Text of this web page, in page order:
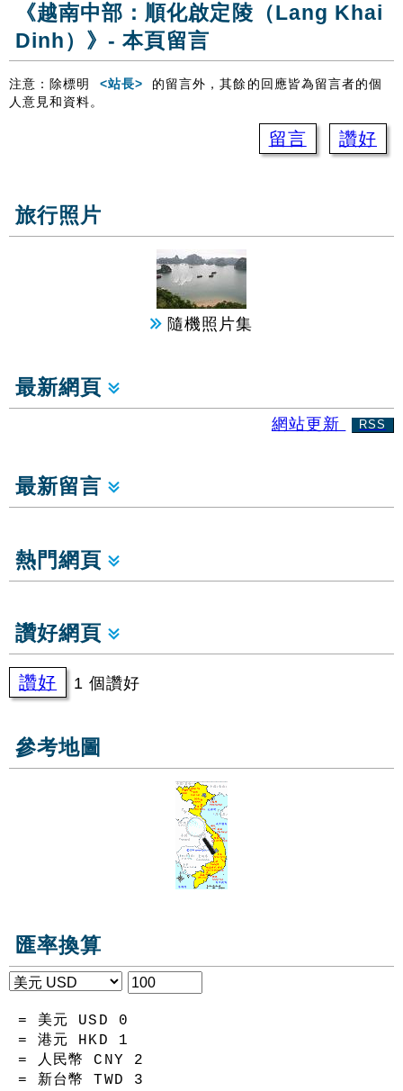
《越南中部：順化啟定陵（Lang Khai
Dinh）》- 本頁留言
注意：除標明 <站長>
的留言外，其餘的回應皆為留言者的個
人意見和資料。
留言 讚好
旅行照片
隨機照片集
最新網頁
網站更新 RSS
最新留言
熱門網頁
讚好網頁
讚好 1 個讚好
參考地圖
匯率換算
= 美元 USD 0
= 港元 HKD 1
= 人民幣 CNY 2
= 新台幣 TWD 3